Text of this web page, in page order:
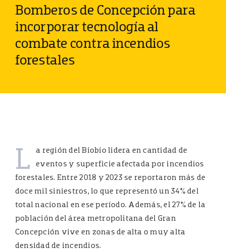
Bomberos de Concepción para
incorporar tecnología al
combate contra incendios
forestales
L
a región del Biobío lidera en cantidad de
eventos y superficie afectada por incendios
forestales. Entre 2018 y 2023 se reportaron más de
doce mil siniestros, lo que representó un 34% del
total nacional en ese período. Además, el 27% de la
población del área metropolitana del Gran
Concepción vive en zonas de alta o muy alta
densidad de incendios.